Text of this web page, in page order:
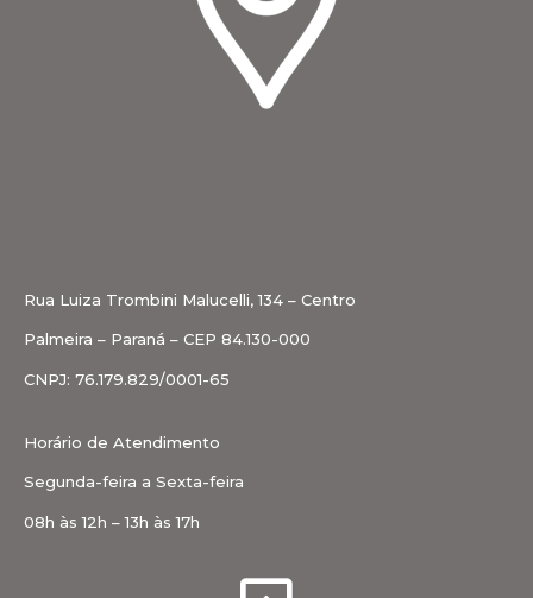
Rua Luiza Trombini Malucelli, 134 – Centro
Palmeira – Paraná – CEP 84.130-000
CNPJ: 76.179.829/0001-65
Horário de Atendimento
Segunda-feira a Sexta-feira
08h às 12h – 13h às 17h